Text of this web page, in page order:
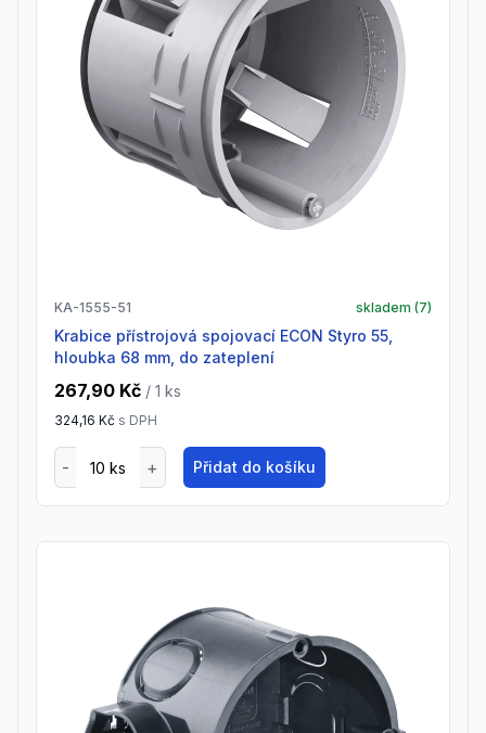
KA-1555-51 skladem (7)
Krabice přístrojová spojovací ECON Styro 55,
hloubka 68 mm, do zateplení
267,90 Kč / 1 ks
324,16 Kč s DPH
Přidat do košíku